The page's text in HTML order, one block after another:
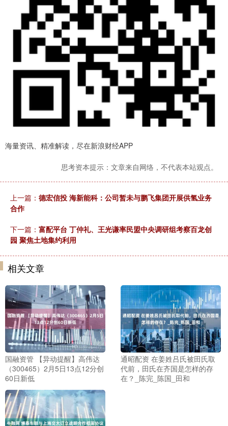
海量资讯、精准解读，尽在新浪财经APP
思考资本提示：文章来自网络，不代表本站观点。
上一篇： 德宏信投 海新能科：公司暂未与鹏飞集团开展供氢业务
合作
下一篇： 富配平台 丁仲礼、王光谦率民盟中央调研组考察百龙创
园 聚焦土地集约利用
相关文章
国融资管 【异动提醒】高伟达
（300465）2月5日13点12分创
60日新低
通昭配资 在姜姓吕氏被田氏取
代前，田氏在齐国是怎样的存
在？_陈完_陈国_田和